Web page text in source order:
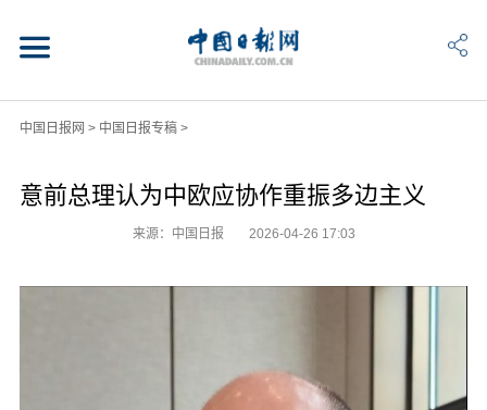
中国日报网 > 中国日报专稿>
意前总理认为中欧应协作重振多边主义
来源：中国日报 2026-04-26 17:03